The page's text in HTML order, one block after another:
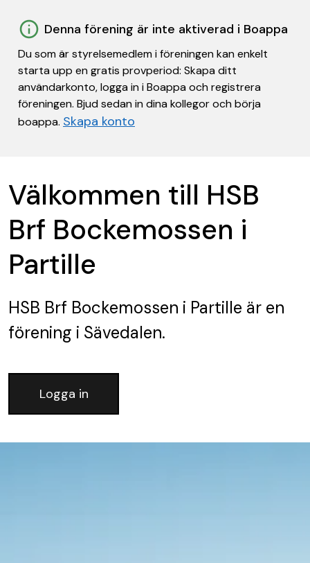
Denna förening är inte aktiverad i Boappa
Du som är styrelsemedlem i föreningen kan enkelt
starta upp en gratis provperiod: Skapa ditt
användarkonto, logga in i Boappa och registrera
föreningen. Bjud sedan in dina kollegor och börja
boappa. Skapa konto
Välkommen till HSB
Brf Bockemossen i
Partille
HSB Brf Bockemossen i Partille är en
förening i Sävedalen.
Logga in